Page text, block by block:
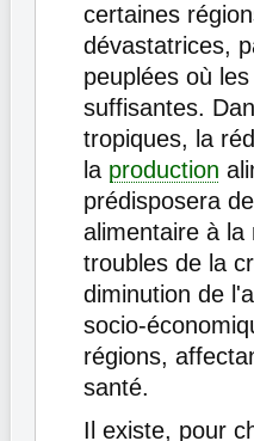
certaines
dévastatrices,
peuplées où
suffisantes.
tropiques, la
la production
prédisposera
alimentaire à la
troubles de la
diminution de
socio-
régions,
santé.
Il existe, pour